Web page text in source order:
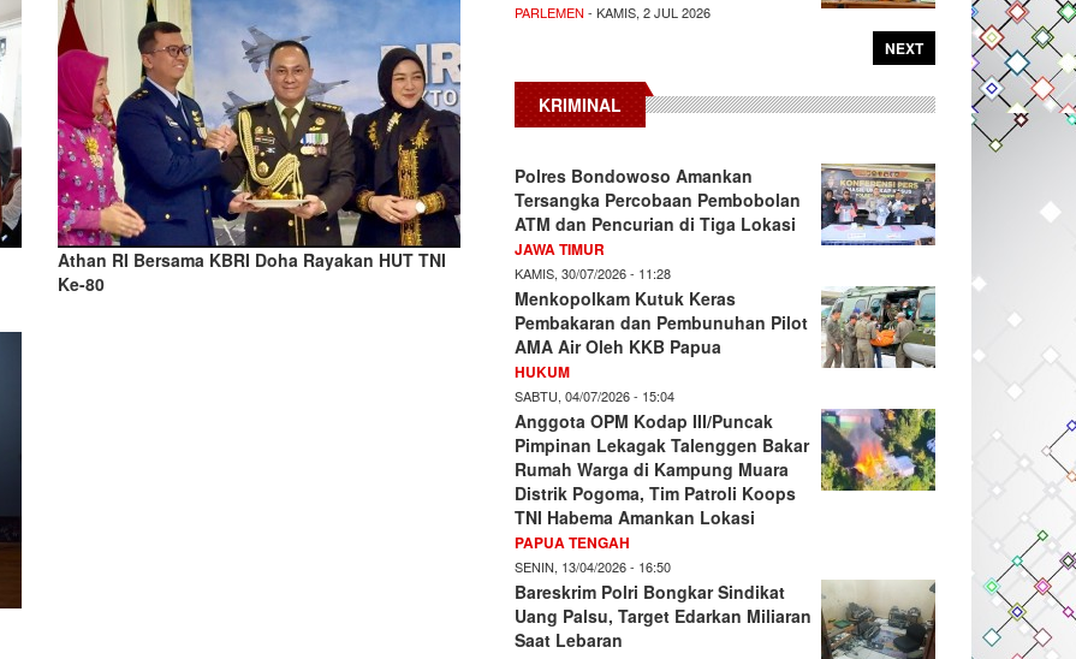
Athan RI Bersama KBRI Doha Rayakan HUT TNI
Ke-80
PARLEMEN - KAMIS, 2 JUL 2026
NEXT
KRIMINAL
Polres Bondowoso Amankan
Tersangka Percobaan Pembobolan
ATM dan Pencurian di Tiga Lokasi
JAWA TIMUR
KAMIS, 30/07/2026 - 11:28
Menkopolkam Kutuk Keras
Pembakaran dan Pembunuhan Pilot
AMA Air Oleh KKB Papua
HUKUM
SABTU, 04/07/2026 - 15:04
Anggota OPM Kodap III/Puncak
Pimpinan Lekagak Talenggen Bakar
Rumah Warga di Kampung Muara
Distrik Pogoma, Tim Patroli Koops
TNI Habema Amankan Lokasi
PAPUA TENGAH
SENIN, 13/04/2026 - 16:50
Bareskrim Polri Bongkar Sindikat
Uang Palsu, Target Edarkan Miliaran
Saat Lebaran